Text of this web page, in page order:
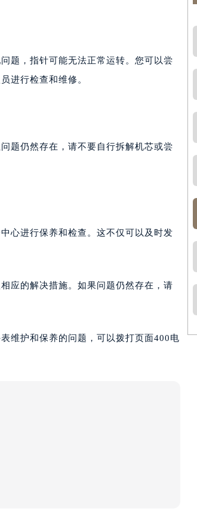
题，指针可能无法正常运转。您可以尝
进行检查和维修。
题仍然存在，请不要自行拆解机芯或尝
心进行保养和检查。这不仅可以及时发
应的解决措施。如果问题仍然存在，请
维护和保养的问题，可以拨打页面400电